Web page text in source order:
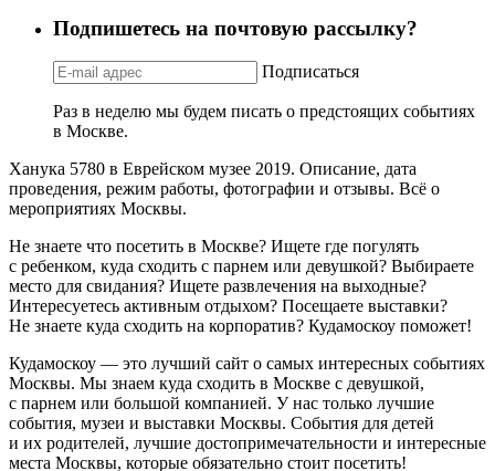
Подпишетесь на почтовую рассылку?
Подписаться
Раз в неделю мы будем писать о предстоящих событиях
в Москве.
Ханука 5780 в Еврейском музее 2019. Описание, дата
проведения, режим работы, фотографии и отзывы. Всё о
мероприятиях Москвы.
Не знаете что посетить в Москве? Ищете где погулять
с ребенком, куда сходить с парнем или девушкой? Выбираете
место для свидания? Ищете развлечения на выходные?
Интересуетесь активным отдыхом? Посещаете выставки?
Не знаете куда сходить на корпоратив? Кудамоскоу поможет!
Кудамоскоу — это лучший сайт о самых интересных событиях
Москвы. Мы знаем куда сходить в Москве с девушкой,
с парнем или большой компанией. У нас только лучшие
события, музеи и выставки Москвы. События для детей
и их родителей, лучшие достопримечательности и интересные
места Москвы, которые обязательно стоит посетить!